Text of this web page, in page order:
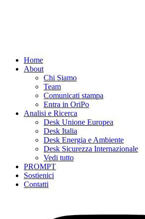
Home
About
Chi Siamo
Team
Comunicati stampa
Entra in OriPo
Analisi e Ricerca
Desk Unione Europea
Desk Italia
Desk Energia e Ambiente
Desk Sicurezza Internazionale
Vedi tutto
PROMPT
Sostienici
Contatti